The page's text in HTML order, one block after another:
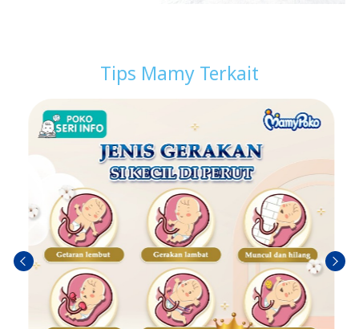
Tips Mamy Terkait
Sebel
umn
Berik
utny